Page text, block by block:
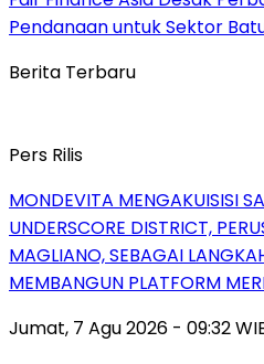
Pendanaan untuk Sektor
Berita Terbaru
Pers Rilis
MONDEVITA MENGAKUISISI
UNDERSCORE DISTRICT,
MAGLIANO, SEBAGAI
MEMBANGUN PLATFORM
Jumat, 7 Agu 2026 - 09:32